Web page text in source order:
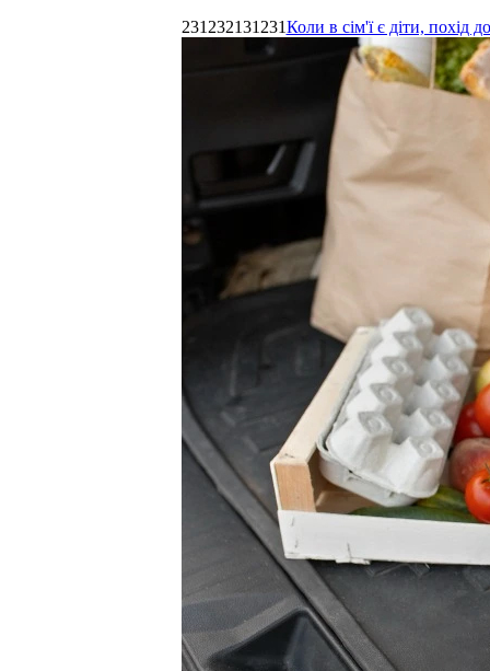
231232131231Коли в сім'ї є діти,